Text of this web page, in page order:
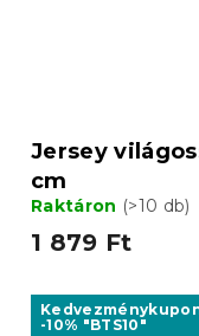
Jersey
cm
Raktáron (>10 db)
1 879 Ft
-10% "BTS10"